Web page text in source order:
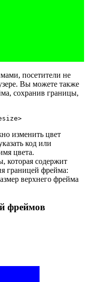
посетители не
Вы можете также
сохранив границы,
изменить цвет
код или
цвета.
которая содержит
границей фрейма:
верхнего фрейма
фреймов